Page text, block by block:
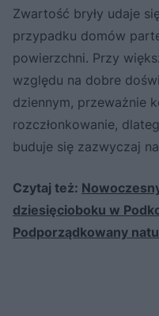
Zwartość bryły udaje
przypadku domów
powierzchni. Przy
względu na dobre
dziennym, przeważnie
rozczłonkowanie,
buduje się zazwyczaj
Czytaj też:
dziesięcioboku w
Podporządkowany